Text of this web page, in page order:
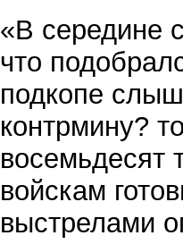
«В середине
что
подкопе
контрмину?
восемьдесят
войскам
выстрелами